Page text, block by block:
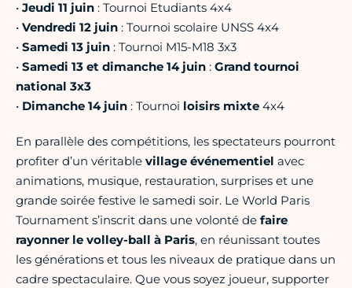
• Jeudi 11 juin : Tournoi Etudiants 4x4
• Vendredi 12 juin : Tournoi scolaire UNSS 4x4
• Samedi 13 juin : Tournoi M15-M18 3x3
• Samedi 13 et dimanche 14 juin : Grand tournoi
national 3x3
• Dimanche 14 juin : Tournoi loisirs mixte 4x4
En parallèle des compétitions, les spectateurs pourront
profiter d’un véritable village événementiel avec
animations, musique, restauration, surprises et une
grande soirée festive le samedi soir. Le World Paris
Tournament s’inscrit dans une volonté de faire
rayonner le volley-ball à Paris, en réunissant toutes
les générations et tous les niveaux de pratique dans un
cadre spectaculaire. Que vous soyez joueur, supporter